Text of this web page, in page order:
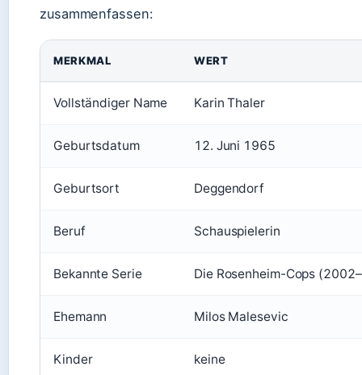
zusammenfassen:
MERKMAL WERT
Vollständiger Name Karin Thaler
Geburtsdatum 12. Juni 1965
Geburtsort Deggendorf
Beruf Schauspielerin
Bekannte Serie Die Rosenheim-Cops
Ehemann Milos Malesevic
Kinder keine